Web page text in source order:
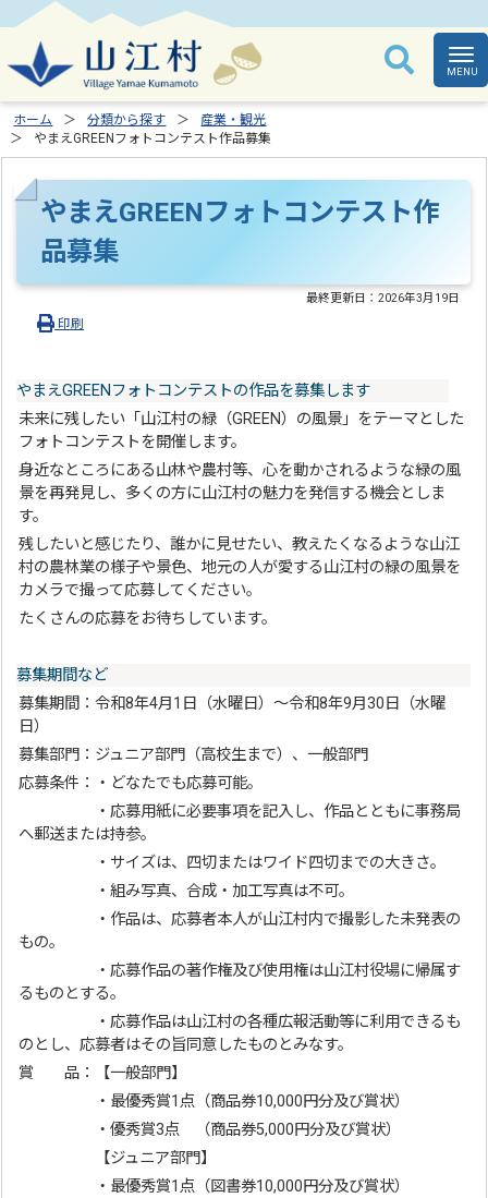
ホーム 分類から探す
産業・観光
やまえGREENフォトコンテスト作品募集
やまえGREENフォトコンテスト作
品募集
最終更新日：2026年3月19日
印刷
やまえGREENフォトコンテストの作品を募集します
未来に残したい「山江村の緑（GREEN）の風景」をテーマとした
フォトコンテストを開催します。
身近なところにある山林や農村等、心を動かされるような緑の風
景を再発見し、多くの方に山江村の魅力を発信する機会としま
す。
残したいと感じたり、誰かに見せたい、教えたくなるような山江
村の農林業の様子や景色、地元の人が愛する山江村の緑の風景を
カメラで撮って応募してください。
たくさんの応募をお待ちしています。
募集期間など
募集期間：令和8年4月1日（水曜日）～令和8年9月30日（水曜
日）
募集部門：ジュニア部門（高校生まで）、一般部門
応募条件：・どなたでも応募可能。
・応募用紙に必要事項を記入し、作品とともに事務局
へ郵送または持参。
・サイズは、四切またはワイド四切までの大きさ。
・組み写真、合成・加工写真は不可。
・作品は、応募者本人が山江村内で撮影した未発表の
もの。
・応募作品の著作権及び使用権は山江村役場に帰属す
るものとする。
・応募作品は山江村の各種広報活動等に利用できるも
のとし、応募者はその旨同意したものとみなす。
賞 品：【一般部門】
・最優秀賞1点（商品券10,000円分及び賞状）
・優秀賞3点 （商品券5,000円分及び賞状）
【ジュニア部門】
・最優秀賞1点（図書券10,000円分及び賞状）